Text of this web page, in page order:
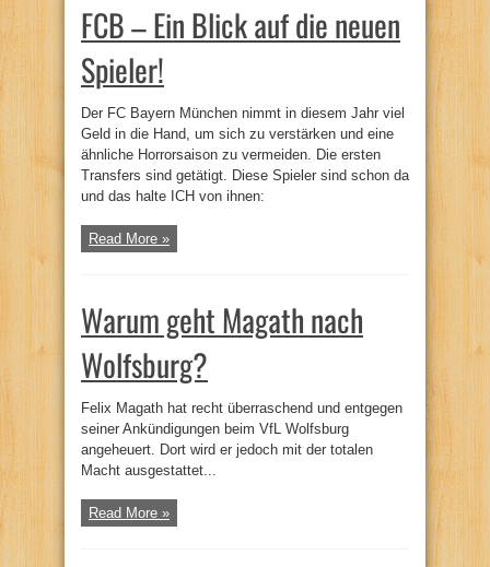
FCB – Ein Blick auf die neuen
Spieler!
Der FC Bayern München nimmt in diesem Jahr viel
Geld in die Hand, um sich zu verstärken und eine
ähnliche Horrorsaison zu vermeiden. Die ersten
Transfers sind getätigt. Diese Spieler sind schon da
und das halte ICH von ihnen:
Read More »
Warum geht Magath nach
Wolfsburg?
Felix Magath hat recht überraschend und entgegen
seiner Ankündigungen beim VfL Wolfsburg
angeheuert. Dort wird er jedoch mit der totalen
Macht ausgestattet...
Read More »